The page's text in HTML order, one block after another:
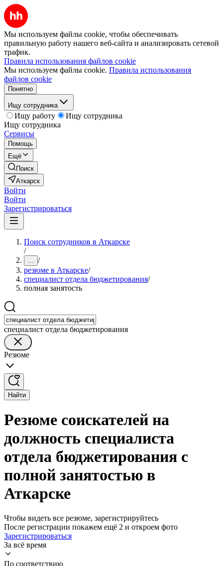
Мы используем файлы cookie, чтобы обеспечивать
правильную работу нашего веб-сайта и анализировать сетевой
трафик.
Правила использования файлов cookie
Мы используем файлы cookie. Правила использования
файлов cookie
Понятно
Ищу сотрудника
Ищу работу
Ищу сотрудника
Ищу сотрудника
Сервисы
Помощь
Ещё
Поиск
Аткарск
Войти
Войти
Зарегистрироваться
Поиск сотрудников в Аткарске
/
... /
резюме в Аткарске/
специалист отдела бюджетирования/
полная занятость
специалист отдела бюджетирования
Резюме
Найти
Резюме соискателей на
должность специалиста
отдела бюджетирования с
полной занятостью в
Аткарске
Чтобы видеть все резюме, зарегистрируйтесь
После регистрации покажем ещё 2 и откроем фото
Зарегистрироваться
За всё время
По соответствию